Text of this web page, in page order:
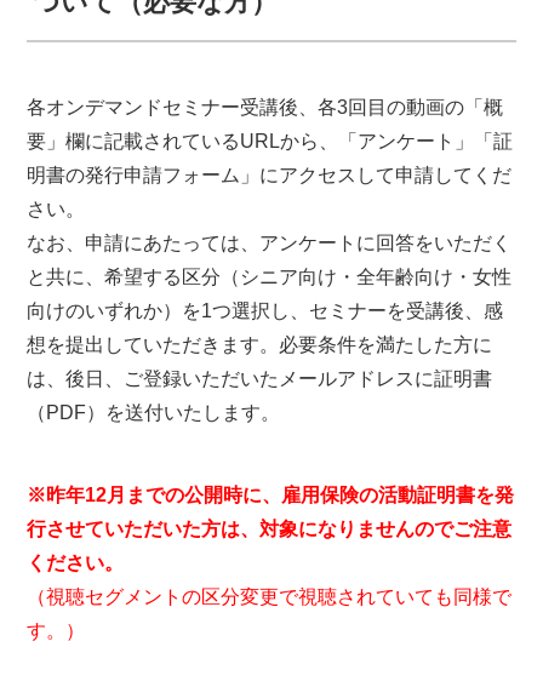
各オンデマンドセミナー受講後、各3回目の動画の「概
要」欄に記載されているURLから、「アンケート」「証
明書の発行申請フォーム」にアクセスして申請してくだ
さい。
なお、申請にあたっては、アンケートに回答をいただく
と共に、希望する区分（シニア向け・全年齢向け・女性
向けのいずれか）を1つ選択し、セミナーを受講後、感
想を提出していただきます。必要条件を満たした方に
は、後日、ご登録いただいたメールアドレスに証明書
（PDF）を送付いたします。
※昨年12月までの公開時に、雇用保険の活動証明書を発
行させていただいた方は、対象になりませんのでご注意
ください。
（視聴セグメントの区分変更で視聴されていても同様で
す。）